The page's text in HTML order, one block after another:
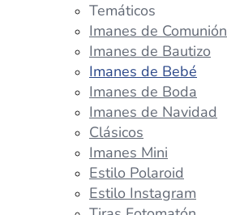
Temáticos
Imanes de Comunión
Imanes de Bautizo
Imanes de Bebé
Imanes de Boda
Imanes de Navidad
Clásicos
Imanes Mini
Estilo Polaroid
Estilo Instagram